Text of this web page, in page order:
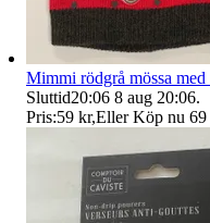
Mimmi rödgrå mössa
Sluttid20:06 8 aug 20:06.
Pris:59 kr,Eller Köp nu 69